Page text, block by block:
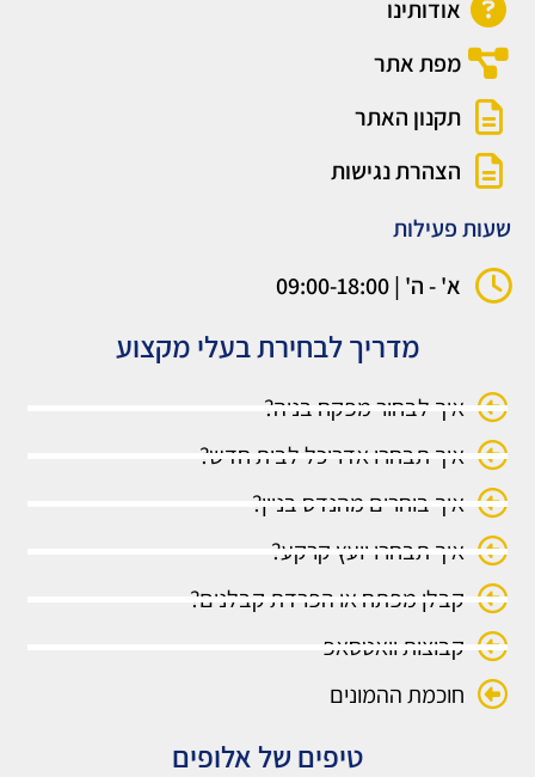
אודותינו
מפת אתר
תקנון האתר
הצהרת נגישות
שעות פעילות
א' - ה' | 09:00-18:00
מדריך לבחירת בעלי מקצוע
איך לבחור מפקח בניה?
איך תבחרו אדריכל לבית חדש?
איך בוחרים מהנדס בניין?
איך תבחרו יועץ קרקע?
קבלן מפתח או הפרדת קבלנים?
קבוצות וואטסאפ
חוכמת ההמונים
טיפים של אלופים